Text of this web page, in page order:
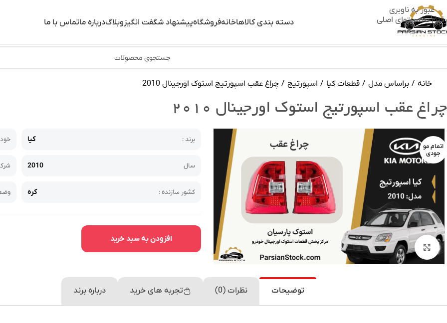
عبور به ناوبری
رفتن به محتوای اصلی
دسته بندی کالاهاخانهفروشگاهپیشنهاد شگفت انگیز وبلاگدرباره ماتماس با ما
خانه / براساس مدل / قطعات کیا / اسپورتیج / چراغ عقب اسپورتیج استوک اورجینال 2010
چراغ عقب اسپورتیج استوک اورجینال ۲۰۱۰
اتمام مو
جودی
بزرگنمایی تصویر
برند : کیا
سال 2010
کشور سازنده : کره
افزودن به سبد خرید
توضیحات نظرات (0) تجربه های خرید درباره برند